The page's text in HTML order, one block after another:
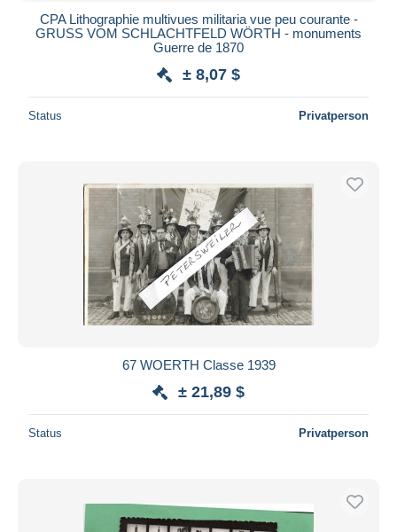
CPA Lithographie multivues militaria vue peu courante -
GRUSS VOM SCHLACHTFELD WÖRTH - monuments
Guerre de 1870
± 8,07 $
Status Privatperson
67 WOERTH Classe 1939
± 21,89 $
Status Privatperson